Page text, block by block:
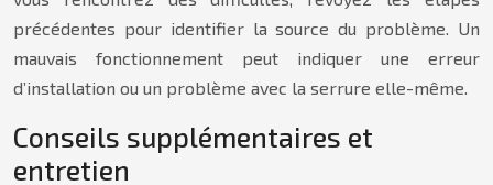
précédentes pour identifier la source du problème. Un
mauvais fonctionnement peut indiquer une erreur
d’installation ou un problème avec la serrure elle-même.
Conseils supplémentaires et
entretien